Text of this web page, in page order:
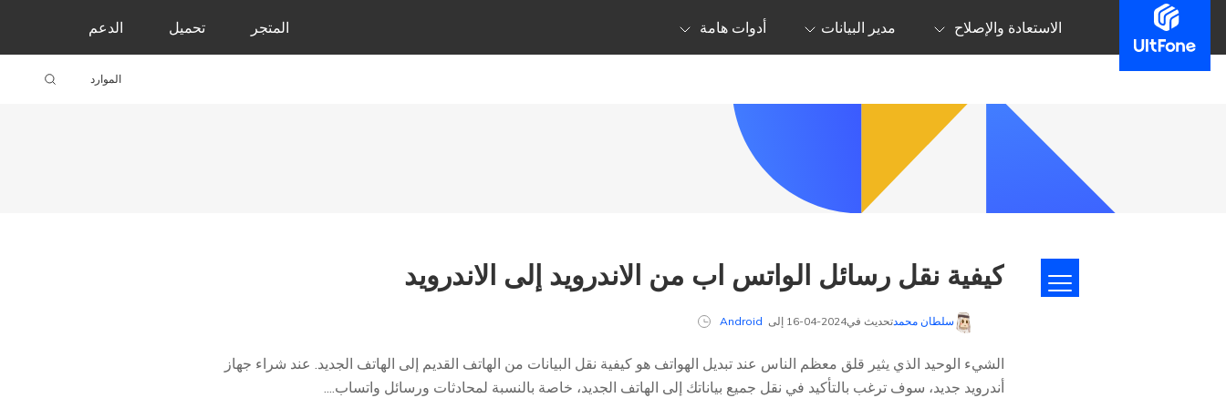
الاستعادة والإصلاح مدير البيانات أدوات هامة المتجر تحميل الدعم
الموارد
كيفية نقل رسائل الواتس اب من الاندرويد إلى الاندرويد
سلطان محمدتحديث في2024-04-16 إلى Android
الشيء الوحيد الذي يثير قلق معظم الناس عند تبديل الهواتف هو كيفية نقل البيانات من الهاتف القديم إلى الهاتف الجديد. عند شراء جهاز
أندرويد جديد، سوف ترغب بالتأكيد في نقل جميع بياناتك إلى الهاتف الجديد، خاصة بالنسبة لمحادثات ورسائل واتساب....